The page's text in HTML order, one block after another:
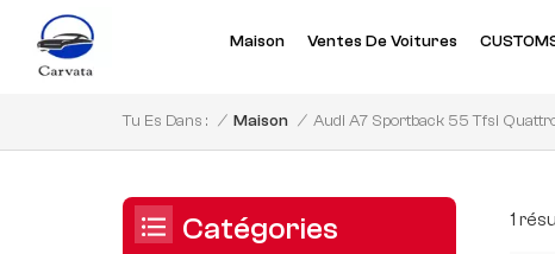
Maison Ventes De Voitures
Tu Es Dans : / Maison / Audi A7 Sportback 55 Tfsi
1
Catégories